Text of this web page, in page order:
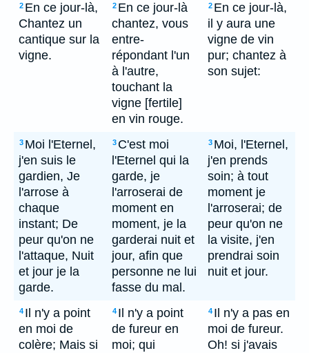
2 En ce jour-là,
Chantez un
cantique sur la
vigne.
2 En ce jour-là
chantez, vous
entre-
répondant l'un
à l'autre,
touchant la
vigne [fertile]
en vin rouge.
2 En ce jour-là,
il y aura une
vigne de vin
pur; chantez à
son sujet:
3 Moi l'Eternel,
j'en suis le
gardien, Je
l'arrose à
chaque
instant; De
peur qu'on ne
l'attaque, Nuit
et jour je la
garde.
3 C'est moi
l'Eternel qui la
garde, je
l'arroserai de
moment en
moment, je la
garderai nuit et
jour, afin que
personne ne lui
fasse du mal.
3 Moi, l'Eternel,
j'en prends
soin; à tout
moment je
l'arroserai; de
peur qu'on ne
la visite, j'en
prendrai soin
nuit et jour.
4 Il n'y a point
en moi de
colère; Mais si
4 Il n'y a point
de fureur en
moi; qui
4 Il n'y a pas en
moi de fureur.
Oh! si j'avais